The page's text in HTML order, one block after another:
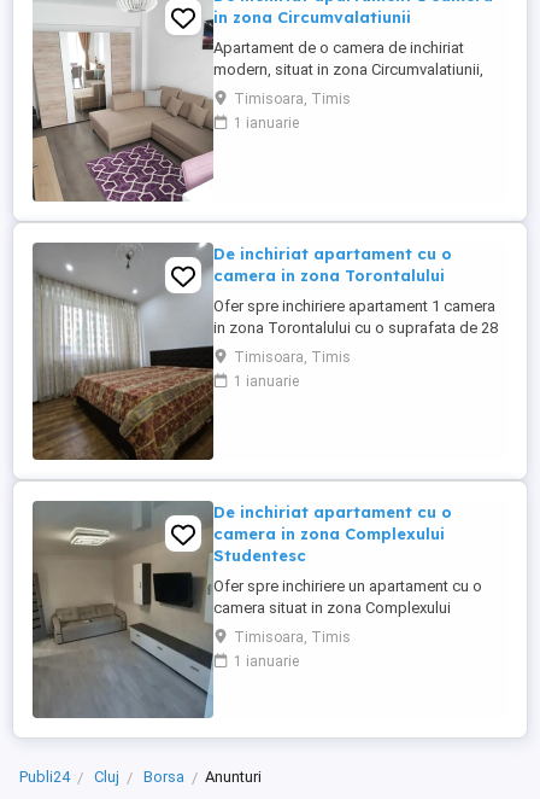
in zona Circumvalatiunii
Apartament de o camera de inchiriat
modern, situat in zona Circumvalatiunii,
etaj 2, mobilat si utilat complet.
Timisoara, Timis
1 ianuarie
De inchiriat apartament cu o
camera in zona Torontalului
Ofer spre inchiriere apartament 1 camera
in zona Torontalului cu o suprafata de 28
mp. Apartamentul este situat la etajul 3
fiind complet mobilat si utilat. Zona in care
este pozitionat imobilul este excelenta,
Timisoara, Timis
1 ianuarie
De inchiriat apartament cu o
camera in zona Complexului
Studentesc
Ofer spre inchiriere un apartament cu o
camera situat in zona Complexului
Studentesc la 5 minute de facultati, avand
o suprafata de 27 mp, situat la etajul 2.
Timisoara, Timis
1 ianuarie
Publi24 Cluj Borsa Anunturi